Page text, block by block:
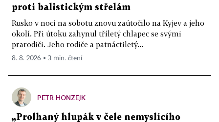
proti balistickým střelám
Rusko v noci na sobotu znovu zaútočilo na Kyjev a jeho
okolí. Při útoku zahynul tříletý chlapec se svými
prarodiči. Jeho rodiče a patnáctiletý...
8. 8. 2026 ▪ 3 min. čtení
PETR HONZEJK
„Prolhaný hlupák v čele nemyslícího